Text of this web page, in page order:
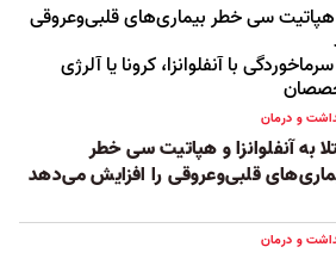
و هپاتیت سی خطر بیماری‌های قلبی‌و‌عروقی
با آنفلوانزا، کرونا یا آلرژی
و درمان
به آنفلوانزا و هپاتیت سی خطر
قلبی‌و‌عروقی را افزایش می‌دهد
و درمان